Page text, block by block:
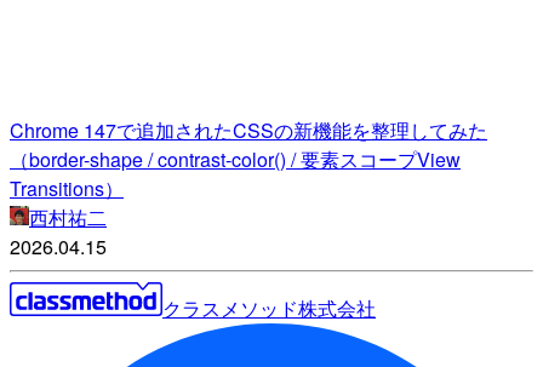
Chrome 147で追加されたCSSの新機能を整理してみた
（border-shape / contrast-color() / 要素スコープView
Transitions）
西村祐二
2026.04.15
クラスメソッド株式会社